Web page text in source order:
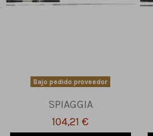
Bajo pedido proveedor
SPIAGGIA
104,21 €